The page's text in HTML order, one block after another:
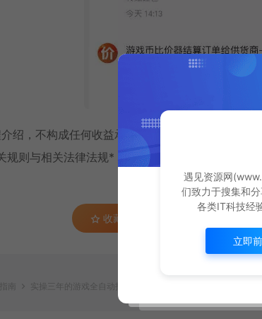
绍，不构成任何收益承诺，变现效果因人而异，
规则与相关法律法规*
收藏 (0)
南 实操三年的游戏全自动打金加虚拟电商项目，轻松日入1k+，
遇见资源网
们致力于搜集和
各类IT科技经
立即